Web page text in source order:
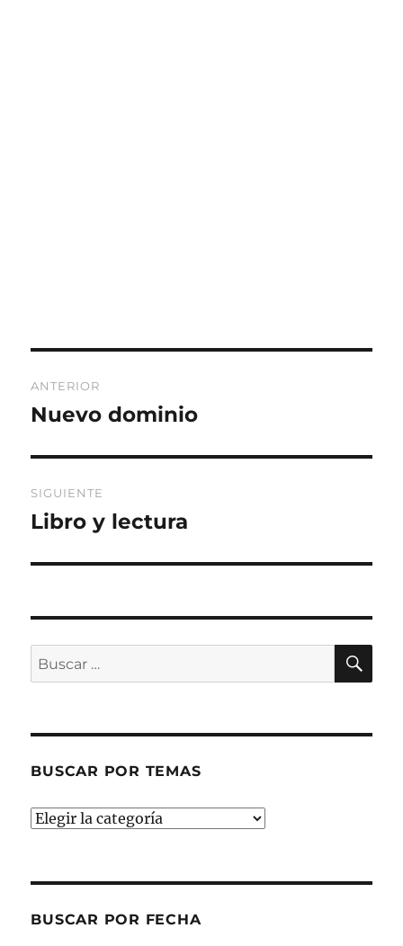
de
ANTERIOR
Entrada
Nuevo dominio
SIGUIENTE
Entrada
Libro y lectura
Buscar
por:
BUSCAR POR TEMAS
Buscar
BUSCAR POR FECHA